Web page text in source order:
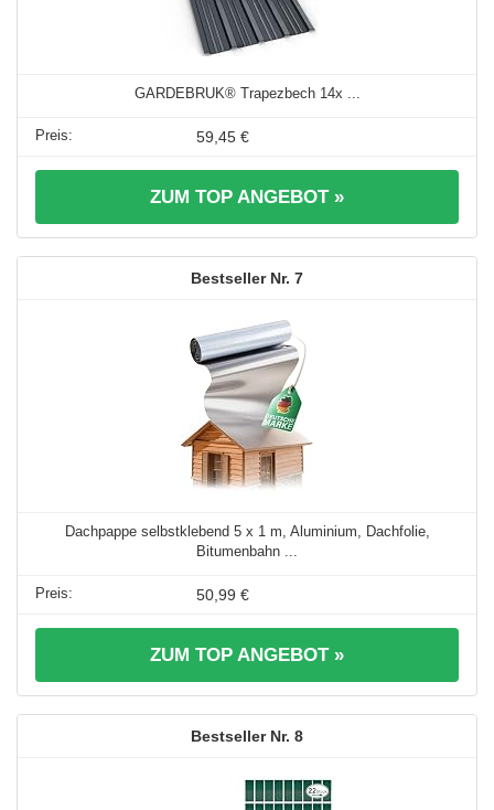
GARDEBRUK® Trapezbech 14x ...
59,45 €
ZUM TOP ANGEBOT »
7
Dachpappe selbstklebend 5 x 1 m, Aluminium, Dachfolie,
Bitumenbahn ...
50,99 €
ZUM TOP ANGEBOT »
8